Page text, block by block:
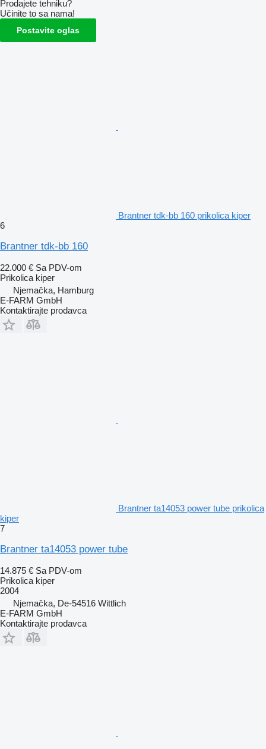
Prodajete tehniku?
Učinite to sa nama!
Postavite oglas
Brantner tdk-bb 160 prikolica kiper
6
Brantner tdk-bb 160
22.000 € Sa PDV-om
Prikolica kiper
Njemačka, Hamburg
E-FARM GmbH
Kontaktirajte prodavca
Brantner ta14053 power tube prikolica
kiper
7
Brantner ta14053 power tube
14.875 € Sa PDV-om
Prikolica kiper
2004
Njemačka, De-54516 Wittlich
E-FARM GmbH
Kontaktirajte prodavca